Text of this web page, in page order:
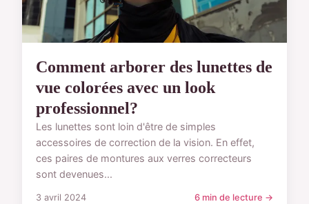
Comment arborer des lunettes de
vue colorées avec un look
professionnel?
Les lunettes sont loin d'être de simples
accessoires de correction de la vision. En effet,
ces paires de montures aux verres correcteurs
sont devenues...
3 avril 2024 6 min de lecture →